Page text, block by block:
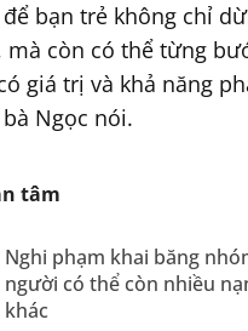
bạn trẻ không chỉ
mà còn có thể từng
giá trị và khả năng
Ngọc nói.
tâm
Nghi phạm khai băng
người có thể còn nhiều
khác